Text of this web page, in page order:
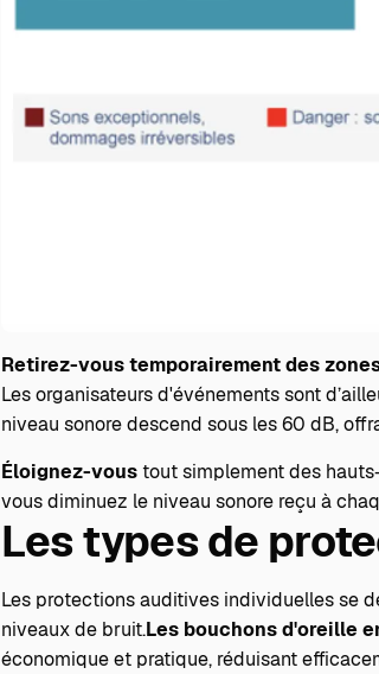
Retirez-vous temporairement des
Les organisateurs d'événements sont
niveau sonore descend sous les 60 dB,
Éloignez-voustout simplement des
vous diminuez le niveau sonore reçu à
Les types de
Les protections auditives individuelles se
niveaux de bruit.Les bouchons d'oreille
économique et pratique, réduisant